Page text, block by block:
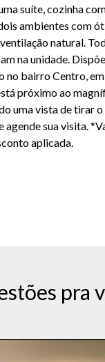
suíte, cozinha
ambientes com
natural.
na unidade.
no bairroCentro,
próximo ao
uma vista de tirar
agende sua visita.
aplicada.
pra